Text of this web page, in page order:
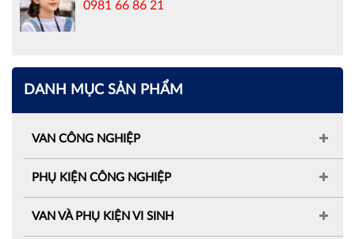
0981 66 86 21
DANH MỤC SẢN PHẨM
VAN CÔNG NGHIỆP
PHỤ KIỆN CÔNG NGHIỆP
VAN VÀ PHỤ KIỆN VI SINH